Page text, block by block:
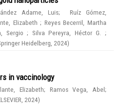
Adame, Luis;
Ruíz Gómez,
Elizabeth; Reyes Becerril, Martha
Sergio; Silva Pereyra, Héctor G.;
Heidelberg 2024)
in vaccinology
Elizabeth; Ramos Vega, Abel;
2024)